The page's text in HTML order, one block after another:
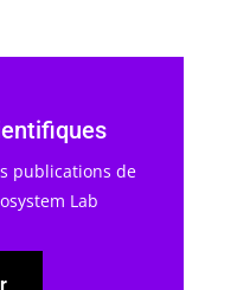
publications de
Lab